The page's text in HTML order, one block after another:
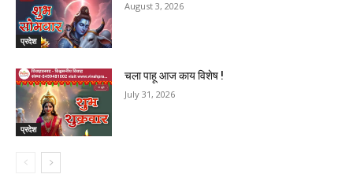
प्रदेश
August 3, 2026
प्रदेश
चला पाहू आज काय विशेष !
July 31, 2026